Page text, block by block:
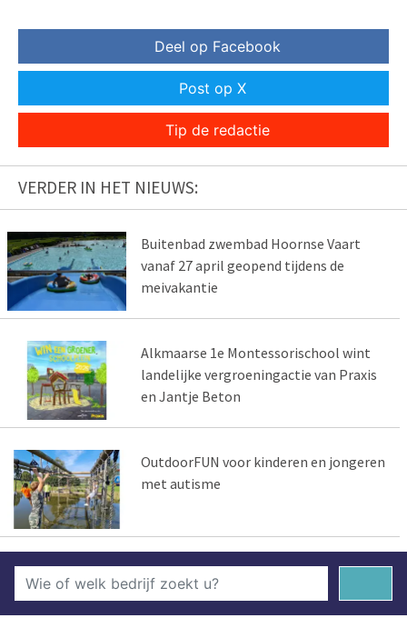
Deel op Facebook
Post op X
Tip de redactie
VERDER IN HET NIEUWS:
Buitenbad zwembad Hoornse Vaart
vanaf 27 april geopend tijdens de
meivakantie
Alkmaarse 1e Montessorischool wint
landelijke vergroeningactie van Praxis
en Jantje Beton
OutdoorFUN voor kinderen en jongeren
met autisme